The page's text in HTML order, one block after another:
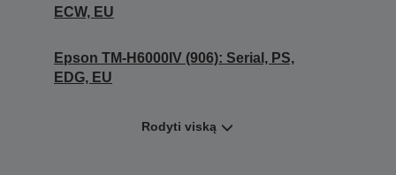
ECW, EU
Epson TM-H6000IV (906): Serial, PS,
EDG, EU
Rodyti viską